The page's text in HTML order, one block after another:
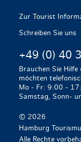
Zur Tourist
Schreiben Sie uns
+49 (0) 40
Brauchen Sie Hilfe
möchten
Mo - Fr: 9:00 -
Samstag, Sonn-
© 2026
Hamburg
Alle Rechte